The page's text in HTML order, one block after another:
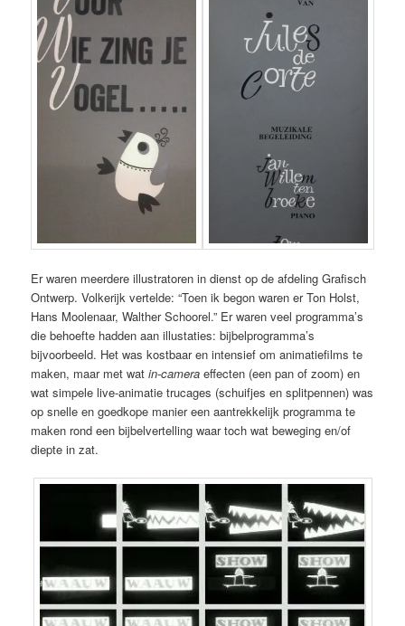
Er waren meerdere illustratoren in dienst op de afdeling Grafisch
Ontwerp. Volkerijk vertelde: “Toen ik begon waren er Ton Holst,
Hans Moolenaar, Walther Schoorel.” Er waren veel programma’s
die behoefte hadden aan illustaties: bijbelprogramma’s
bijvoorbeeld. Het was kostbaar en intensief om animatiefilms te
maken, maar met watin-cameraeffecten (een pan of zoom) en
wat simpele live-animatie trucages (schuifjes en splitpennen) was
op snelle en goedkope manier een aantrekkelijk programma te
maken rond een bijbelvertelling waar toch wat beweging en/of
diepte in zat.